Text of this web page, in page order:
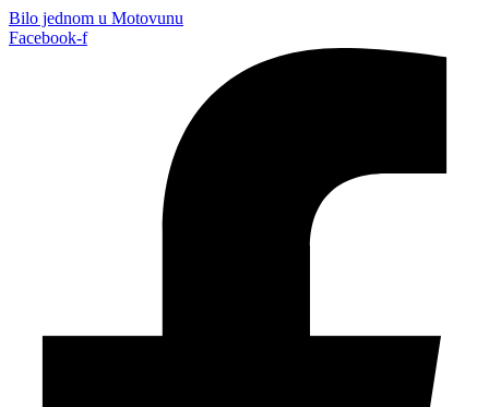
Bilo jednom u Motovunu
Facebook-f